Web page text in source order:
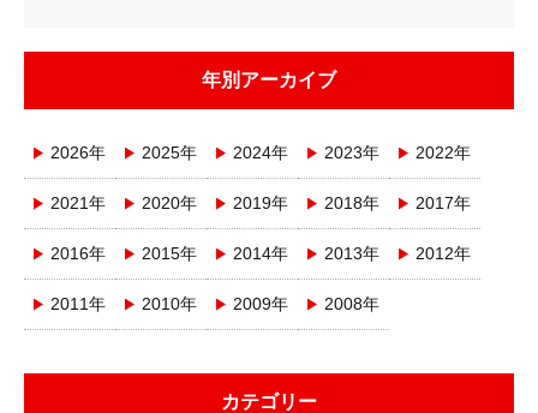
年別アーカイブ
2026年 2025年 2024年 2023年 2022年
2021年 2020年 2019年 2018年 2017年
2016年 2015年 2014年 2013年 2012年
2011年 2010年 2009年 2008年
カテゴリー